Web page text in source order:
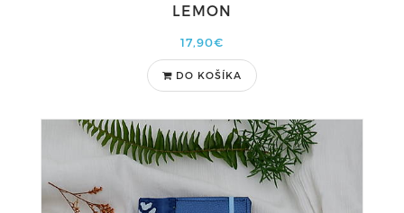
LEMON
17,90€
DO KOŠÍKA